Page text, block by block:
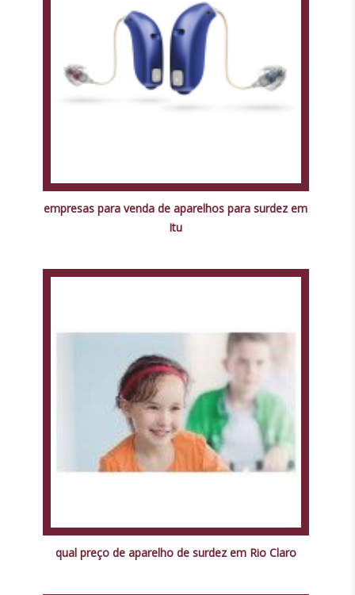
empresas para venda de aparelhos para surdez em
Itu
qual preço de aparelho de surdez em Rio Claro